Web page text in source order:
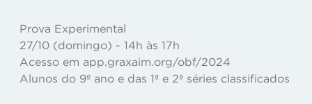
Prova Experimental
27/10 (domingo) - 14h às 17h
Acesso em app.graxaim.org/obf/2024
Alunos do 9º ano e das 1ª e 2ª séries classificados